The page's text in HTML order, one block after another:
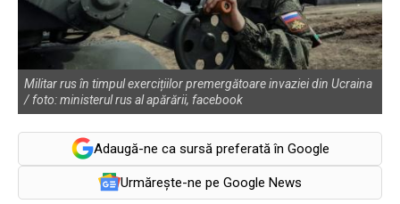
Militar rus în timpul exercițiilor premergătoare invaziei din Ucraina
/ foto: ministerul rus al apărării, facebook
Adaugă-ne ca sursă preferată în Google
Urmărește-ne pe Google News